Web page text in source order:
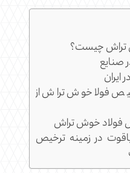
تراش چیست؟
صنایع
فولا خوش تراش از
فولاد خوش تراش
در زمینه ترخیص